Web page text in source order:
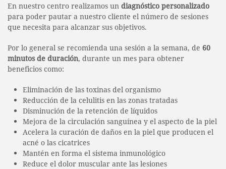
En nuestro centro realizamos un diagnóstico personalizado
para poder pautar a nuestro cliente el número de sesiones
que necesita para alcanzar sus objetivos.
Por lo general se recomienda una sesión a la semana, de 60
minutos de duración, durante un mes para obtener
beneficios como:
Eliminación de las toxinas del organismo
Reducción de la celulitis en las zonas tratadas
Disminución de la retención de líquidos
Mejora de la circulación sanguínea y el aspecto de la piel
Acelera la curación de daños en la piel que producen el
acné o las cicatrices
Mantén en forma el sistema inmunológico
Reduce el dolor muscular ante las lesiones